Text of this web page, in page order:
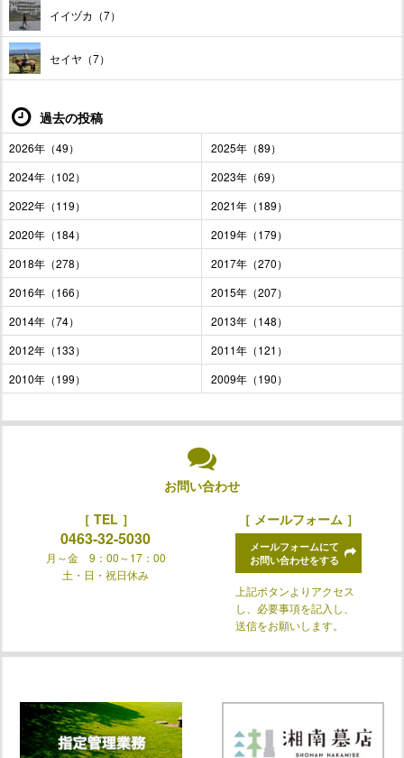
イイヅカ（7）
セイヤ（7）
過去の投稿
2026年（49）
2025年（89）
2024年（102）
2023年（69）
2022年（119）
2021年（189）
2020年（184）
2019年（179）
2018年（278）
2017年（270）
2016年（166）
2015年（207）
2014年（74）
2013年（148）
2012年（133）
2011年（121）
2010年（199）
2009年（190）
お問い合わせ
［ TEL ］
0463-32-5030
月～金 9：00～17：00
土・日・祝日休み
［ メールフォーム ］
メールフォームにて
お問い合わせをする
上記ボタンよりアクセス
し、必要事項を記入し、
送信をお願いします。